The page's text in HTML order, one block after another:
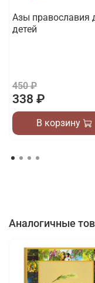
Азы православия
детей
450 ₽
338 ₽
В корзину
Аналогичные